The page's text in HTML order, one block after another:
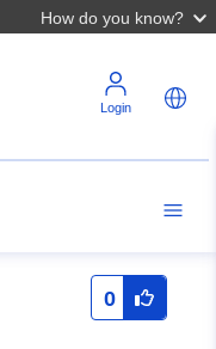
How do you know?
Login
0